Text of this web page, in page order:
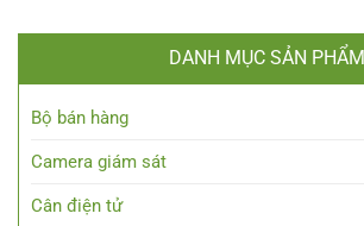
DANH MỤC SẢN PHẨM
Bộ bán hàng
Camera giám sát
Cân điện tử